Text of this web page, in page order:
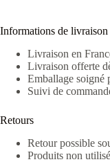
Informations de livraison
Livraison en
Livraison offerte
Emballage soigné
Suivi de
Retours
Retour possible
Produits non